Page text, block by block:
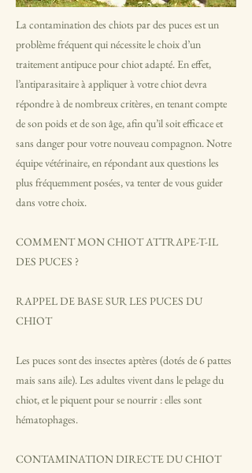
La contamination des chiots par des puces est un
problème fréquent qui nécessite le choix d’un
traitement antipuce pour chiot adapté. En effet,
l’antiparasitaire à appliquer à votre chiot devra
répondre à de nombreux critères, en tenant compte
de son poids et de son âge, afin qu’il soit efficace et
sans danger pour votre nouveau compagnon. Notre
équipe vétérinaire, en répondant aux questions les
plus fréquemment posées, va tenter de vous guider
dans votre choix.
COMMENT MON CHIOT ATTRAPE-T-IL
DES PUCES ?
RAPPEL DE BASE SUR LES PUCES DU
CHIOT
Les puces sont des insectes aptères (dotés de 6 pattes
mais sans aile). Les adultes vivent dans le pelage du
chiot, et le piquent pour se nourrir : elles sont
hématophages.
CONTAMINATION DIRECTE DU CHIOT